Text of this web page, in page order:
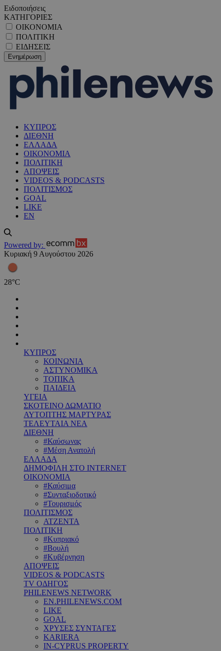
Ειδοποιήσεις
ΚΑΤΗΓΟΡΙΕΣ
ΟΙΚΟΝΟΜΙΑ
ΠΟΛΙΤΙΚΗ
ΕΙΔΗΣΕΙΣ
ΚΥΠΡΟΣ
ΔΙΕΘΝΗ
ΕΛΛΑΔΑ
ΟΙΚΟΝΟΜΙΑ
ΠΟΛΙΤΙΚΗ
ΑΠΟΨΕΙΣ
VIDEOS & PODCASTS
ΠΟΛΙΤΙΣΜΟΣ
GOAL
LIKE
EN
Powered by:
Κυριακή 9 Αυγούστου 2026
28°C
ΚΥΠΡΟΣ
ΚΟΙΝΩΝΙΑ
ΑΣΤΥΝΟΜΙΚΑ
ΤΟΠΙΚΑ
ΠΑΙΔΕΙΑ
ΥΓΕΙΑ
ΣΚΟΤΕΙΝΟ ΔΩΜΑΤΙΟ
ΑΥΤΟΠΤΗΣ ΜΑΡΤΥΡΑΣ
ΤΕΛΕΥΤΑΙΑ ΝΕΑ
ΔΙΕΘΝΗ
#Καύσωνας
#Μέση Ανατολή
ΕΛΛΑΔΑ
ΔΗΜΟΦΙΛΗ ΣΤΟ INTERNET
ΟΙΚΟΝΟΜΙΑ
#Καύσιμα
#Συνταξιοδοτικό
#Τουρισμός
ΠΟΛΙΤΙΣΜΟΣ
ΑΤΖΕΝΤΑ
ΠΟΛΙΤΙΚΗ
#Κυπριακό
#Βουλή
#Κυβέρνηση
ΑΠΟΨΕΙΣ
VIDEOS & PODCASTS
TV ΟΔΗΓΟΣ
PHILENEWS NETWORK
EN.PHILENEWS.COM
LIKE
GOAL
ΧΡΥΣΕΣ ΣΥΝΤΑΓΕΣ
KARIERA
IN-CYPRUS PROPERTY